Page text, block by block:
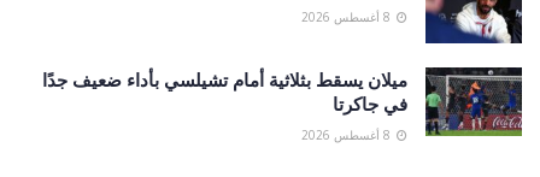
ميلان يسقط بثلاثية أمام تشيلسي بأداء ضعيف جدًا
في جاكرتا